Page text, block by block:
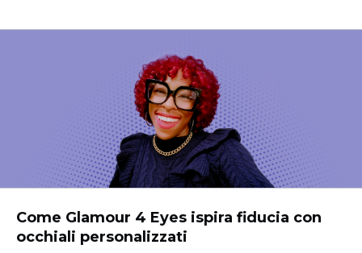
Come Glamour 4 Eyes ispira fiducia con
occhiali personalizzati